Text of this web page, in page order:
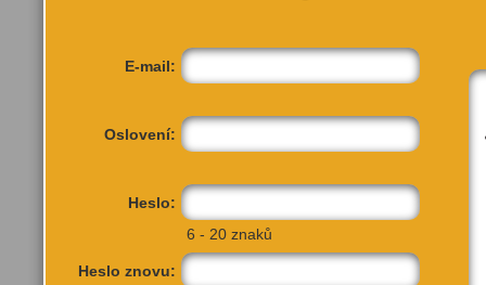
E-mail:
Oslovení:
Heslo:
6 - 20 znaků
Heslo znovu: